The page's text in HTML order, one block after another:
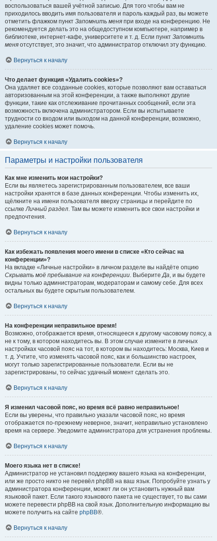
воспользоваться вашей учётной записью. Для того чтобы вам не
приходилось вводить имя пользователя и пароль каждый раз, вы можете
отметить флажком пункт Запомнить меня при входе на конференцию. Не
рекомендуется делать это на общедоступном компьютере, например в
библиотеке, интернет-кафе, университете и т. д. Если пункт Запомнить
меня отсутствует, это значит, что администратор отключил эту функцию.
Вернуться к началу
Что делает функция «Удалить cookies»?
Она удаляет все созданные cookies, которые позволяют вам оставаться
авторизованным на этой конференции, а также выполняют другие
функции, такие как отслеживание прочитанных сообщений, если эта
возможность включена администратором. Если вы испытываете
трудности со входом или выходом на данной конференции, возможно,
удаление cookies может помочь.
Вернуться к началу
Параметры и настройки пользователя
Как мне изменить мои настройки?
Если вы являетесь зарегистрированным пользователем, все ваши
настройки хранятся в базе данных конференции. Чтобы изменить их,
щёлкните на имени пользователя вверху страницы и перейдите по
ссылкеЛичный раздел. Там вы можете изменить все свои настройки и
предпочтения.
Вернуться к началу
Как избежать появления моего имени в списке «Кто сейчас на
конференции»?
На вкладке «Личные настройки» в личном разделе вы найдёте опцию
Скрывать моё пребывание на конференции. ВыберитеДа, и вы будете
видны только администраторам, модераторам и самому себе. Для всех
остальных вы будете скрытым пользователем.
Вернуться к началу
На конференции неправильное время!
Возможно, отображается время, относящееся к другому часовому поясу, а
не к тому, в котором находитесь вы. В этом случае измените в личных
настройках часовой пояс на тот, в котором вы находитесь: Москва, Киев и
т. д. Учтите, что изменять часовой пояс, как и большинство настроек,
могут только зарегистрированные пользователи. Если вы не
зарегистрированы, то сейчас удачный момент сделать это.
Вернуться к началу
Я изменил часовой пояс, но время всё равно неправильное!
Если вы уверены, что правильно указали часовой пояс, но время
отображается по-прежнему неверное, значит, неправильно установлено
время на сервере. Уведомите администратора для устранения проблемы.
Вернуться к началу
Моего языка нет в списке!
Администратор не установил поддержку вашего языка на конференции,
или же просто никто не перевёл phpBB на ваш язык. Попробуйте узнать у
администратора конференции, может ли он установить нужный вам
языковой пакет. Если такого языкового пакета не существует, то вы сами
можете перевести phpBB на свой язык. Дополнительную информацию вы
можете получить на сайте phpBB®.
Вернуться к началу